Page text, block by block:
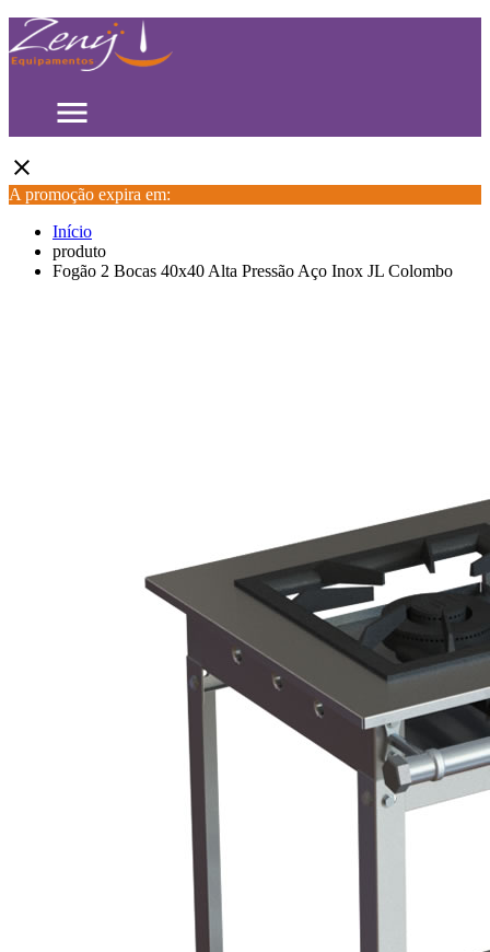
menu
close
A promoção expira em:
Início
produto
Fogão 2 Bocas 40x40 Alta Pressão Aço Inox JL Colombo